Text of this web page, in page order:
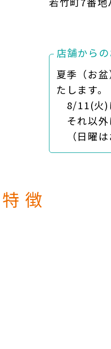
店舗から
夏季（お
たします。
8/11(火)
それ以外
（日曜は
徴